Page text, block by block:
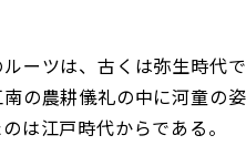
ーツは、古くは弥生時代
の農耕儀礼の中に河童の
は江戸時代からである。